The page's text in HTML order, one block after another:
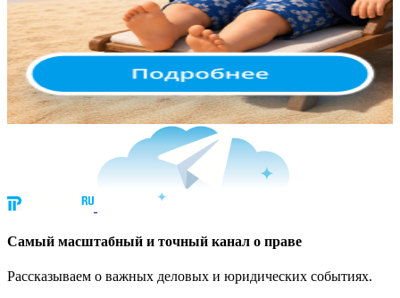
Cамый масштабный и точный канал о праве
Рассказываем о важных деловых и юридических событиях.